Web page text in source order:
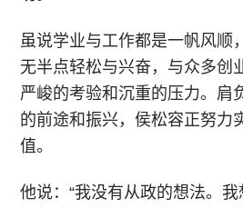
虽说学业与工作都是一帆风顺
无半点轻松与兴奋，与众多创
严峻的考验和沉重的压力。肩
的前途和振兴，侯松容正努力
值。
他说：“我没有从政的想法。